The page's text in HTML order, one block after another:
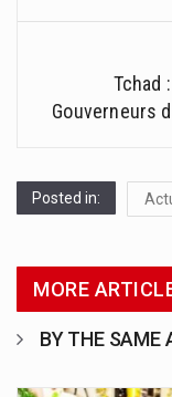
Tchad
Gouverneurs
Posted in:
MORE
BY THE SAME